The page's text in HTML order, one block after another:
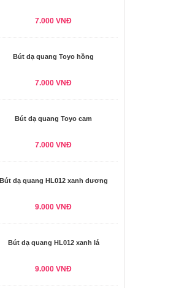
7.000 VNĐ
Bút dạ quang Toyo hồng
7.000 VNĐ
Bút dạ quang Toyo cam
7.000 VNĐ
Bút dạ quang HL012 xanh dương
9.000 VNĐ
Bút dạ quang HL012 xanh lá
9.000 VNĐ